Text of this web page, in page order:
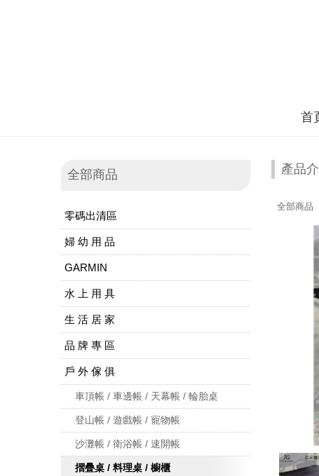
首
全部商品
零碼出清區
婦 幼 用 品
GARMIN
水 上 用 具
生 活 居 家
品 牌 專 區
戶 外 傢 俱
車頂帳 / 車邊帳 / 天幕帳 / 輪胎桌
登山帳 / 遊戲帳 / 寵物帳
沙灘帳 / 衛浴帳 / 速開帳
摺疊桌 / 料理桌 / 櫥櫃
產品
全部商品